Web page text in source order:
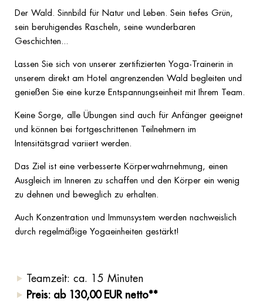
Der Wald. Sinnbild für Natur und Leben. Sein tiefes Grün,
sein beruhigendes Rascheln, seine wunderbaren
Geschichten...
Lassen Sie sich von unserer zertifizierten Yoga-Trainerin in
unserem direkt am Hotel angrenzenden Wald begleiten und
genießen Sie eine kurze Entspannungseinheit mit Ihrem Team.
Keine Sorge, alle Übungen sind auch für Anfänger geeignet
und können bei fortgeschrittenen Teilnehmern im
Intensitätsgrad variiert werden.
Das Ziel ist eine verbesserte Körperwahrnehmung, einen
Ausgleich im Inneren zu schaffen und den Körper ein wenig
zu dehnen und beweglich zu erhalten.
Auch Konzentration und Immunsystem werden nachweislich
durch regelmäßige Yogaeinheiten gestärkt!
Teamzeit: ca. 15 Minuten
Preis: ab 130,00 EUR netto**